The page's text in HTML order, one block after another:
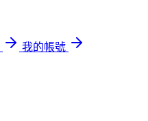
我的帳號